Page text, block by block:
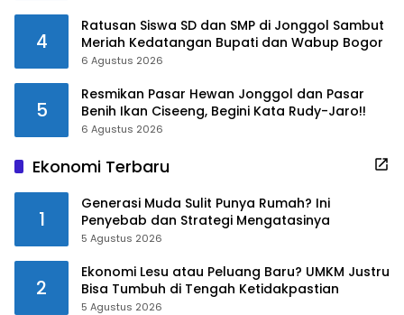
4
Ratusan Siswa SD dan SMP di Jonggol Sambut
Meriah Kedatangan Bupati dan Wabup Bogor
6 Agustus 2026
5
Resmikan Pasar Hewan Jonggol dan Pasar
Benih Ikan Ciseeng, Begini Kata Rudy-Jaro!!
6 Agustus 2026
Ekonomi Terbaru
1
Generasi Muda Sulit Punya Rumah? Ini
Penyebab dan Strategi Mengatasinya
5 Agustus 2026
2
Ekonomi Lesu atau Peluang Baru? UMKM Justru
Bisa Tumbuh di Tengah Ketidakpastian
5 Agustus 2026